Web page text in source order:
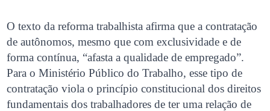
O texto da reforma trabalhista afirma que a contratação
de autônomos, mesmo que com exclusividade e de
forma contínua, “afasta a qualidade de empregado”.
Para o Ministério Público do Trabalho, esse tipo de
contratação viola o princípio constitucional dos direitos
fundamentais dos trabalhadores de ter uma relação de